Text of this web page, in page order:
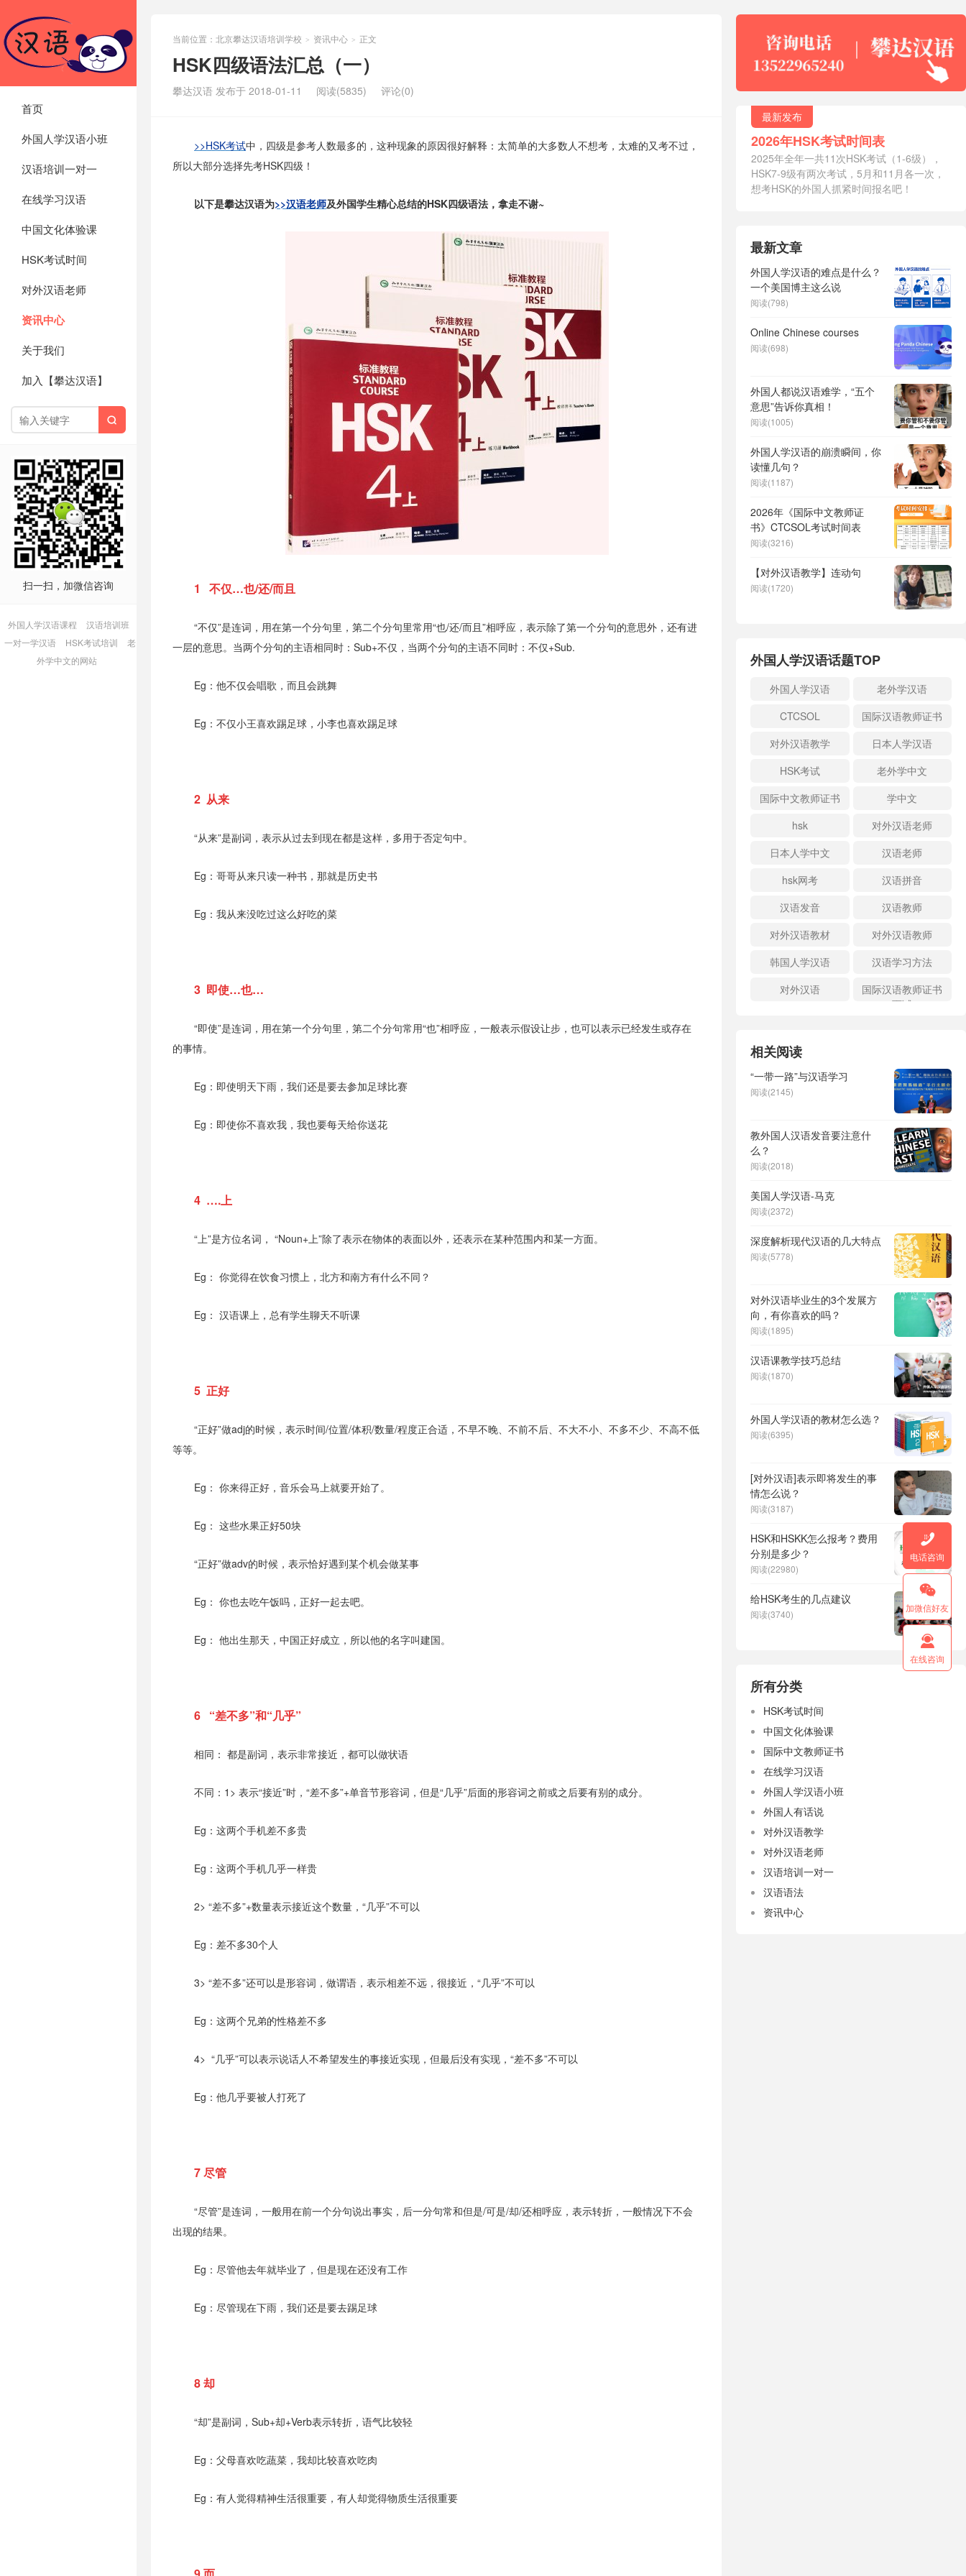
首页
外国人学汉语小班
汉语培训一对一
在线学习汉语
中国文化体验课
HSK考试时间
对外汉语老师
资讯中心
关于我们
加入【攀达汉语】

扫一扫，加微信咨询
外国人学汉语课程
汉语培训班
一对一学汉语
HSK考试培训
老
外学中文的网站
当前位置： 北京攀达汉语培训学校 > 资讯中心 > 正文
HSK四级语法汇总（一）
攀达汉语 发布于 2018-01-11 阅读(5835) 评论(0)
>>HSK考试中，四级是参考人数最多的，这种现象的原因很好解释：太简单的大多数人不想考，太难的又考不过，
所以大部分选择先考HSK四级！
以下是攀达汉语为>>汉语老师及外国学生精心总结的HSK四级语法，拿走不谢~
1 不仅…也/还/而且
“不仅”是连词，用在第一个分句里，第二个分句里常用“也/还/而且”相呼应，表示除了第一个分句的意思外，还有进
一层的意思。当两个分句的主语相同时：Sub+不仅，当两个分句的主语不同时：不仅+Sub.
Eg：他不仅会唱歌，而且会跳舞
Eg：不仅小王喜欢踢足球，小李也喜欢踢足球
2 从来
“从来”是副词，表示从过去到现在都是这样，多用于否定句中。
Eg：哥哥从来只读一种书，那就是历史书
Eg：我从来没吃过这么好吃的菜
3 即使…也…
“即使”是连词，用在第一个分句里，第二个分句常用“也”相呼应，一般表示假设让步，也可以表示已经发生或存在
的事情。
Eg：即使明天下雨，我们还是要去参加足球比赛
Eg：即使你不喜欢我，我也要每天给你送花
4 ….上
“上”是方位名词， “Noun+上”除了表示在物体的表面以外，还表示在某种范围内和某一方面。
Eg： 你觉得在饮食习惯上，北方和南方有什么不同？
Eg： 汉语课上，总有学生聊天不听课
5 正好
“正好”做adj的时候，表示时间/位置/体积/数量/程度正合适，不早不晚、不前不后、不大不小、不多不少、不高不低
等等。
Eg： 你来得正好，音乐会马上就要开始了。
Eg： 这些水果正好50块
“正好”做adv的时候，表示恰好遇到某个机会做某事
Eg： 你也去吃午饭吗，正好一起去吧。
Eg： 他出生那天，中国正好成立，所以他的名字叫建国。
6 “差不多”和“几乎”
相同： 都是副词，表示非常接近，都可以做状语
不同：1> 表示“接近”时，“差不多”+单音节形容词，但是“几乎”后面的形容词之前或之后要有别的成分。
Eg：这两个手机差不多贵
Eg：这两个手机几乎一样贵
2> “差不多”+数量表示接近这个数量，“几乎”不可以
Eg：差不多30个人
3> “差不多”还可以是形容词，做谓语，表示相差不远，很接近，“几乎”不可以
Eg：这两个兄弟的性格差不多
4> “几乎”可以表示说话人不希望发生的事接近实现，但最后没有实现，“差不多”不可以
Eg：他几乎要被人打死了
7 尽管
“尽管”是连词，一般用在前一个分句说出事实，后一分句常和但是/可是/却/还相呼应，表示转折，一般情况下不会
出现的结果。
Eg：尽管他去年就毕业了，但是现在还没有工作
Eg：尽管现在下雨，我们还是要去踢足球
8 却
“却”是副词，Sub+却+Verb表示转折，语气比较轻
Eg：父母喜欢吃蔬菜，我却比较喜欢吃肉
Eg：有人觉得精神生活很重要，有人却觉得物质生活很重要
最新发布
2026年HSK考试时间表
2025年全年一共11次HSK考试（1-6级），
HSK7-9级有两次考试，5月和11月各一次，
想考HSK的外国人抓紧时间报名吧！
最新文章
外国人学汉语的难点是什么？
一个美国博主这么说
阅读(798)
Online Chinese courses
阅读(698)
外国人都说汉语难学，“五个
意思”告诉你真相！
阅读(1005)
外国人学汉语的崩溃瞬间，你
读懂几句？
阅读(1187)
2026年《国际中文教师证
书》CTCSOL考试时间表
阅读(3216)
【对外汉语教学】连动句
阅读(1720)
外国人学汉语话题TOP
外国人学汉语
老外学汉语
CTCSOL
国际汉语教师证书
对外汉语教学
日本人学汉语
HSK考试
老外学中文
国际中文教师证书
学中文
hsk
对外汉语老师
日本人学中文
汉语老师
hsk网考
汉语拼音
汉语发音
汉语教师
对外汉语教材
对外汉语教师
韩国人学汉语
汉语学习方法
对外汉语
国际汉语教师证书
面试
相关阅读
“一带一路”与汉语学习
阅读(2145)
教外国人汉语发音要注意什
么？
阅读(2018)
美国人学汉语-马克
阅读(2372)
深度解析现代汉语的几大特点
阅读(5778)
对外汉语毕业生的3个发展方
向，有你喜欢的吗？
阅读(1895)
汉语课教学技巧总结
阅读(1870)
外国人学汉语的教材怎么选？
阅读(6395)
[对外汉语]表示即将发生的事
情怎么说？
阅读(3187)
HSK和HSKK怎么报考？费用
分别是多少？
阅读(22980)
给HSK考生的几点建议
阅读(3740)
所有分类
HSK考试时间
中国文化体验课
国际中文教师证书
在线学习汉语
外国人学汉语小班
外国人有话说
对外汉语教学
对外汉语老师
汉语培训一对一
汉语语法
资讯中心

电话咨询

加微信好友

在线咨询